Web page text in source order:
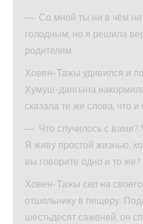
— Со мной ты ни в чём не
голодным, но я решила
родителям.
Ховен-Тажы удивился и
Хумуш-дангына
сказала те же слова, что
— Что случилось с
Я живу простой жизнью,
вы говорите одно и то же?
Ховен-Тажы сел на
отшельнику в пещеру.
шестьдесят саженей, он